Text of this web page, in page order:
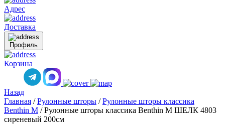
Адрес
Доставка
Профиль
Корзина
Назад
Главная / Рулонные шторы / Рулонные шторы классика
Benthin M / Рулонные шторы классика Benthin M ШЕЛК 4803
сиреневый 200см